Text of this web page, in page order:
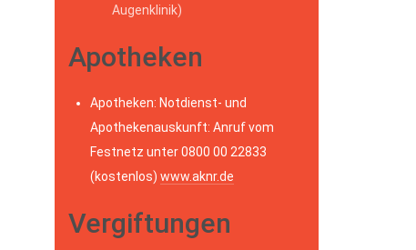
Augenklinik)
Apotheken
Apotheken: Notdienst- und
Apothekenauskunft: Anruf vom
Festnetz unter 0800 00 22833
(kostenlos) www.aknr.de
Vergiftungen